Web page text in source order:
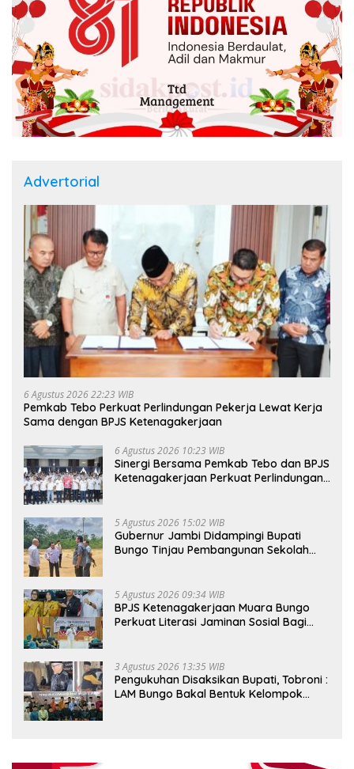
Advertorial
6 Agustus 2026 22:23 WIB
Pemkab Tebo Perkuat Perlindungan Pekerja Lewat Kerja
Sama dengan BPJS Ketenagakerjaan
6 Agustus 2026 10:23 WIB
Sinergi Bersama Pemkab Tebo dan BPJS
Ketenagakerjaan Perkuat Perlindungan
5 Agustus 2026 15:02 WIB
Gubernur Jambi Didampingi Bupati
Bungo Tinjau Pembangunan Sekolah
5 Agustus 2026 09:34 WIB
BPJS Ketenagakerjaan Muara Bungo
Perkuat Literasi Jaminan Sosial Bagi
3 Agustus 2026 13:35 WIB
Pengukuhan Disaksikan Bupati, Tobroni :
LAM Bungo Bakal Bentuk Kelompok